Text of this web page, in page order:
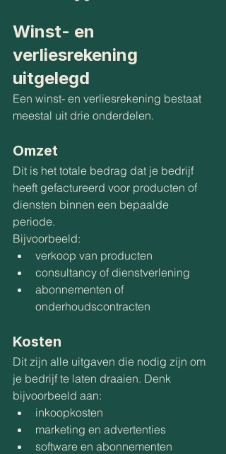
Winst- en
verliesrekening
uitgelegd
Een winst- en verliesrekening bestaat
meestal uit drie onderdelen.
Omzet
Dit is het totale bedrag dat je bedrijf
heeft gefactureerd voor producten of
diensten binnen een bepaalde
periode.
Bijvoorbeeld:
verkoop van producten
consultancy of dienstverlening
abonnementen of
onderhoudscontracten
Kosten
Dit zijn alle uitgaven die nodig zijn om
je bedrijf te laten draaien. Denk
bijvoorbeeld aan:
inkoopkosten
marketing en advertenties
software en abonnementen